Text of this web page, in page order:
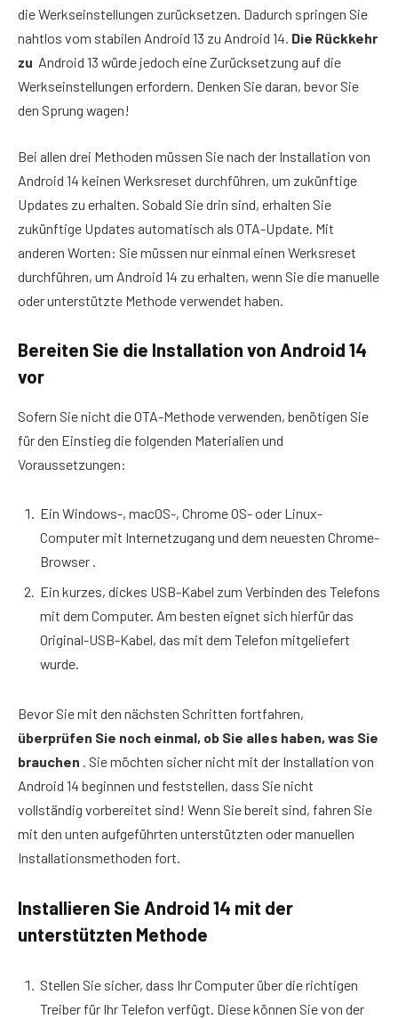
die Werkseinstellungen zurücksetzen. Dadurch springen Sie
nahtlos vom stabilen Android 13 zu Android 14. Die Rückkehr
zu Android 13 würde jedoch eine Zurücksetzung auf die
Werkseinstellungen erfordern. Denken Sie daran, bevor Sie
den Sprung wagen!
Bei allen drei Methoden müssen Sie nach der Installation von
Android 14 keinen Werksreset durchführen, um zukünftige
Updates zu erhalten. Sobald Sie drin sind, erhalten Sie
zukünftige Updates automatisch als OTA-Update. Mit
anderen Worten: Sie müssen nur einmal einen Werksreset
durchführen, um Android 14 zu erhalten, wenn Sie die manuelle
oder unterstützte Methode verwendet haben.
Bereiten Sie die Installation von Android 14
vor
Sofern Sie nicht die OTA-Methode verwenden, benötigen Sie
für den Einstieg die folgenden Materialien und
Voraussetzungen:
Ein Windows-, macOS-, Chrome OS- oder Linux-
Computer mit Internetzugang und dem neuesten Chrome-
Browser .
Ein kurzes, dickes USB-Kabel zum Verbinden des Telefons
mit dem Computer. Am besten eignet sich hierfür das
Original-USB-Kabel, das mit dem Telefon mitgeliefert
wurde.
Bevor Sie mit den nächsten Schritten fortfahren,
überprüfen Sie noch einmal, ob Sie alles haben, was Sie
brauchen . Sie möchten sicher nicht mit der Installation von
Android 14 beginnen und feststellen, dass Sie nicht
vollständig vorbereitet sind! Wenn Sie bereit sind, fahren Sie
mit den unten aufgeführten unterstützten oder manuellen
Installationsmethoden fort.
Installieren Sie Android 14 mit der
unterstützten Methode
Stellen Sie sicher, dass Ihr Computer über die richtigen
Treiber für Ihr Telefon verfügt. Diese können Sie von der